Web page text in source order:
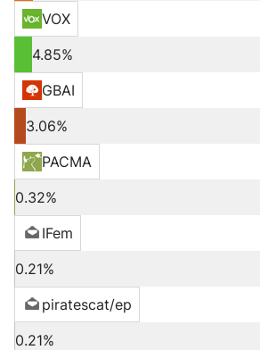
VOX
4.85%
GBAI
3.06%
PACMA
0.32%
IFem
0.21%
piratescat/ep
0.21%